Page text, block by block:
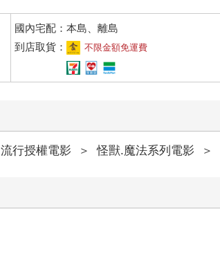
國內宅配：本島、離島
到店取貨：
不限金額免運費
流行授權電影 ＞ 怪獸.魔法系列電影 ＞